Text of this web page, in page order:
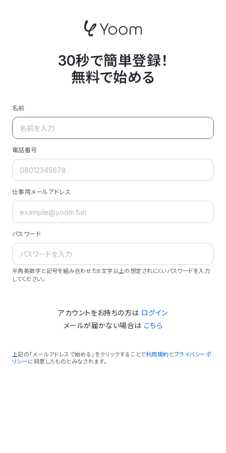
30秒で簡単登録！
無料で始める
名前
電話番号
仕事用メールアドレス
パスワード
半角英数字と記号を組み合わせた8文字以上の想定されにくいパスワードを入力
してください。
アカウントをお持ちの方は ログイン
メールが届かない場合は こちら
上記の「メールアドレスで始める」をクリックすることで利用規約 とプライバシーポ
リシーに同意したものとみなされます。